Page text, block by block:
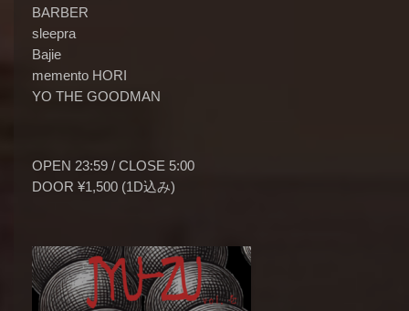
BARBER
sleepra
Bajie
memento HORI
YO THE GOODMAN
OPEN 23:59 / CLOSE 5:00
DOOR ¥1,500 (1D込み)